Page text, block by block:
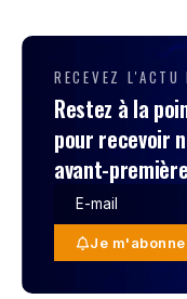
RECEVEZ L'ACTU
Restez à la
pour recevoir
avant-première
Je m'abonne